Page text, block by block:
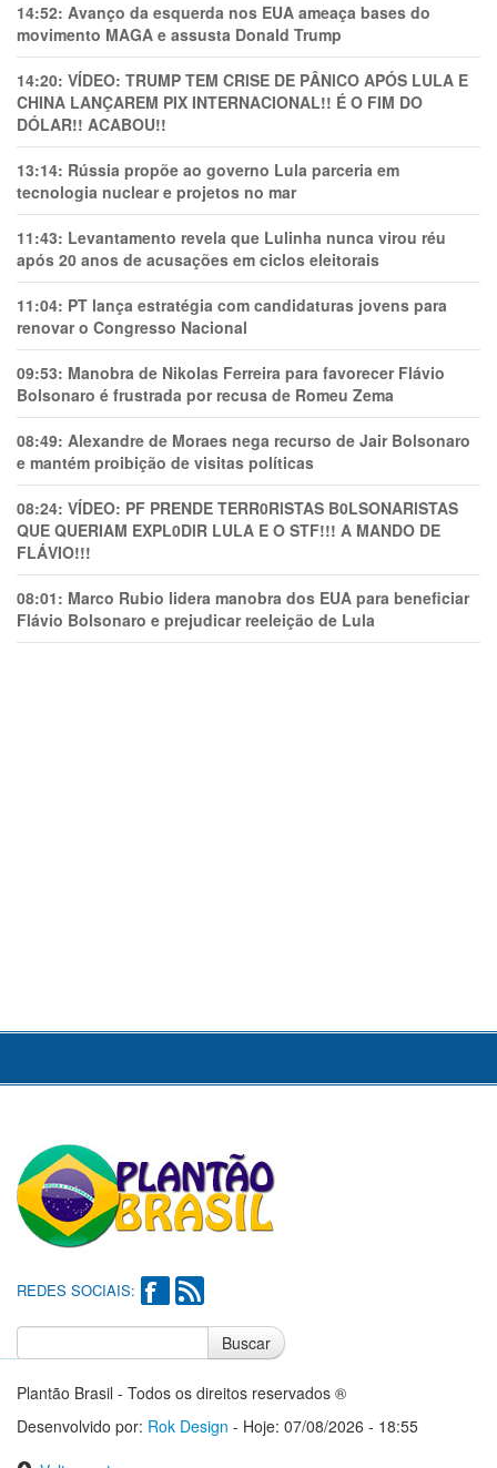
14:52: Avanço da esquerda nos EUA ameaça bases do
movimento MAGA e assusta Donald Trump
14:20: VÍDEO: TRUMP TEM CRlSE DE PÂNlCO APÓS LULA E
CHINA LANÇAREM PIX INTERNACIONAL!! É O FIM DO
DÓLAR!! ACABOU!!
13:14: Rússia propõe ao governo Lula parceria em
tecnologia nuclear e projetos no mar
11:43: Levantamento revela que Lulinha nunca virou réu
após 20 anos de acusações em ciclos eleitorais
11:04: PT lança estratégia com candidaturas jovens para
renovar o Congresso Nacional
09:53: Manobra de Nikolas Ferreira para favorecer Flávio
Bolsonaro é frustrada por recusa de Romeu Zema
08:49: Alexandre de Moraes nega recurso de Jair Bolsonaro
e mantém proibição de visitas políticas
08:24: VÍDEO: PF PRENDE TERR0RlSTAS B0LSONARlSTAS
QUE QUERIAM EXPL0DlR LULA E O STF!!! A MANDO DE
FLÁVIO!!!
08:01: Marco Rubio lidera manobra dos EUA para beneficiar
Flávio Bolsonaro e prejudicar reeleição de Lula
REDES SOCIAIS:
Buscar
Plantão Brasil - Todos os direitos reservados ®
Desenvolvido por: Rok Design - Hoje: 07/08/2026 - 18:55